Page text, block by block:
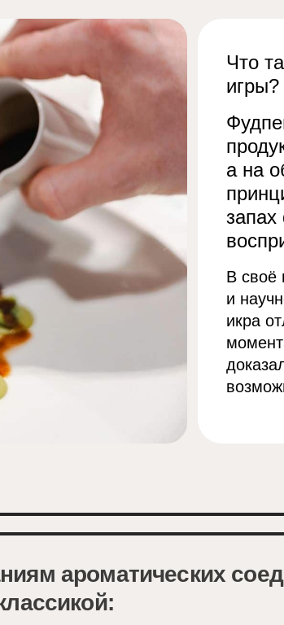
Что
игры?
а на
В своё
и
икра
ароматических